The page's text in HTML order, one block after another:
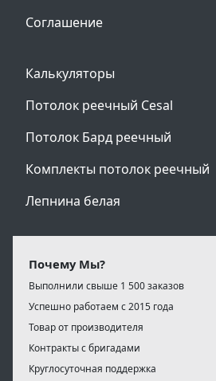
Соглашение
Калькуляторы
Потолок реечный Cesal
Потолок Бард реечный
Комплекты потолок реечный
Лепнина белая
Почему Мы?
Выполнили свыше 1 500 заказов
Успешно работаем с 2015 года
Товар от производителя
Контракты с бригадами
Круглосуточная поддержка